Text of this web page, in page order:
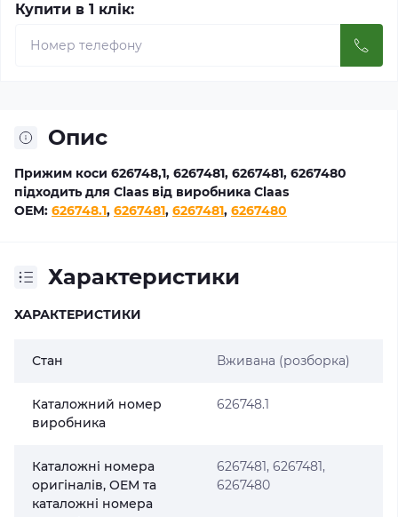
Купити в 1 клік:
Опис
Прижим коси 626748,1, 6267481, 6267481, 6267480
підходить для Claas від виробника Claas
OEM: 626748.1, 6267481, 6267481, 6267480
Характеристики
ХАРАКТЕРИСТИКИ
Стан Вживана (розборка)
Каталожний номер
виробника
626748.1
Каталожні номера
оригіналів, OEM та
каталожні номера
6267481, 6267481,
6267480